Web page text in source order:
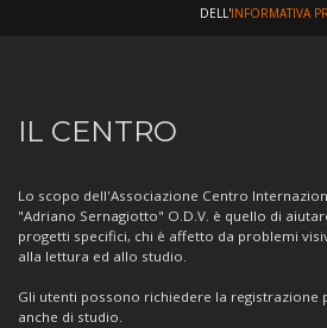
DELL'INFORMATIVA
Informazioni
sul
Centro
IL CENTRO
Lo scopo dell'Associazione Centro
"Adriano Sernagiotto" O.D.V. è quello di
progetti specifici, chi è affetto da problemi
alla lettura ed allo studio.
Gli utenti possono richiedere la registrazione
anche di studio.